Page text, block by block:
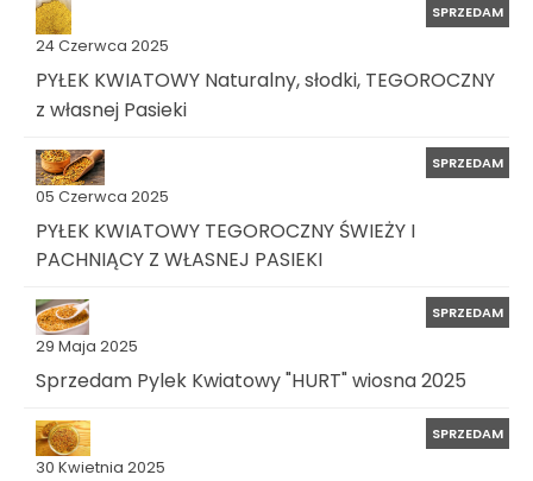
24 Czerwca 2025
SPRZEDAM
PYŁEK KWIATOWY Naturalny, słodki, TEGOROCZNY
z własnej Pasieki
05 Czerwca 2025
SPRZEDAM
PYŁEK KWIATOWY TEGOROCZNY ŚWIEŻY I
PACHNIĄCY Z WŁASNEJ PASIEKI
29 Maja 2025
SPRZEDAM
Sprzedam Pylek Kwiatowy "HURT" wiosna 2025
30 Kwietnia 2025
SPRZEDAM